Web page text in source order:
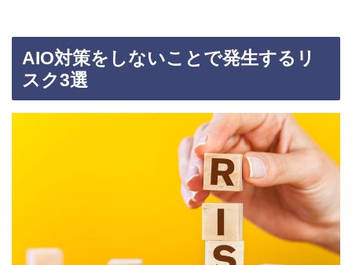
AIO対策をしないことで発生するリ
スク3選